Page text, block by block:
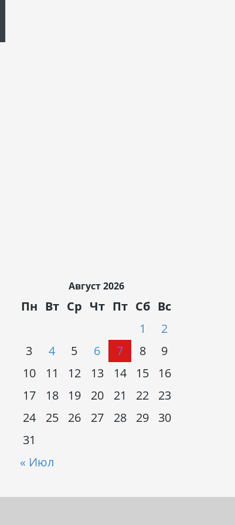
Август 2026
Пн Вт Ср Чт Пт Сб Вс
« Июл
1
2
3
4 5 6 7 8
9
10
11 12 13 14 15
16
17
18 19 20 21 22
23
24
25 26 27 28 29
30
31